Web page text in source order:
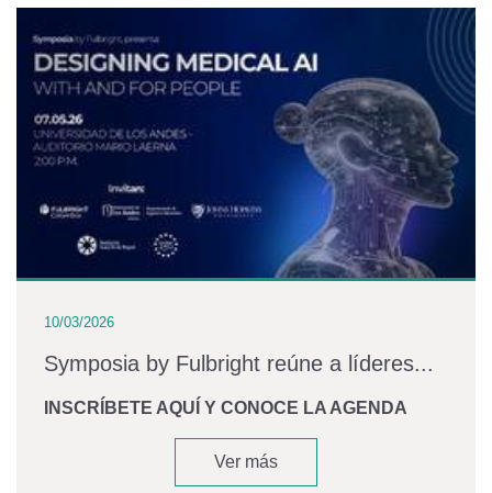
10/03/2026
Symposia by Fulbright reúne a líderes...
INSCRÍBETE AQUÍ Y CONOCE LA AGENDA
Ver más